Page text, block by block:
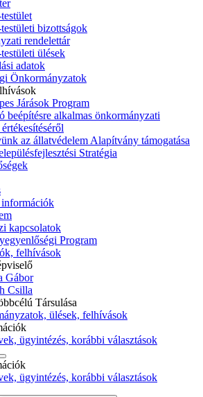
bizottságok
rendelettár
ülések
adatok
Önkormányzatok
Járások Program
beépítésre alkalmas önkormányzati
az állatvédelem Alapítvány támogatása
Stratégia
kapcsolatok
Program
felhívások
Gábor
Csilla
Társulása
ülések, felhívások
ügyintézés, korábbi választások
ügyintézés, korábbi választások